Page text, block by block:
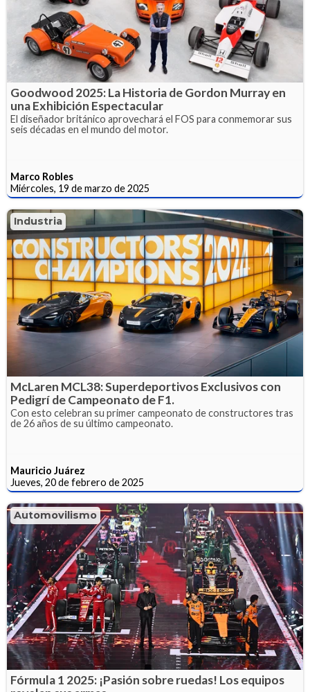
Goodwood 2025: La Historia de Gordon Murray en
una Exhibición Espectacular
El diseñador británico aprovechará el FOS para conmemorar sus
seis décadas en el mundo del motor.
Marco Robles
Miércoles, 19 de marzo de 2025
Industria
McLaren MCL38: Superdeportivos Exclusivos con
Pedigrí de Campeonato de F1.
Con esto celebran su primer campeonato de constructores tras
de 26 años de su último campeonato.
Mauricio Juárez
Jueves, 20 de febrero de 2025
Automovilismo
Fórmula 1 2025: ¡Pasión sobre ruedas! Los equipos